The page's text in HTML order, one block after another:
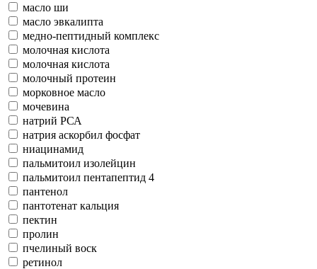
масло ши
масло эвкалипта
медно-пептидный комплекс
молочная кислота
молочная кислота
молочный протеин
морковное масло
мочевина
натрий РСА
натрия аскорбил фосфат
ниацинамид
пальмитоил изолейцин
пальмитоил пентапептид 4
пантенол
пантотенат кальция
пектин
пролин
пчелиный воск
ретинол